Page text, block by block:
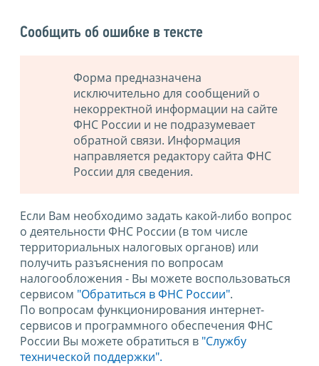
Сообщить об ошибке в тексте
Форма предназначена
исключительно для сообщений о
некорректной информации на сайте
ФНС России и не подразумевает
обратной связи. Информация
направляется редактору сайта ФНС
России для сведения.
Если Вам необходимо задать какой-либо вопрос
о деятельности ФНС России (в том числе
территориальных налоговых органов) или
получить разъяснения по вопросам
налогообложения - Вы можете воспользоваться
сервисом "Обратиться в ФНС России".
По вопросам функционирования интернет-
сервисов и программного обеспечения ФНС
России Вы можете обратиться в "Службу
технической поддержки".